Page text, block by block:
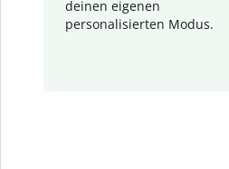
deinen eigenen
personalisierten Modus.